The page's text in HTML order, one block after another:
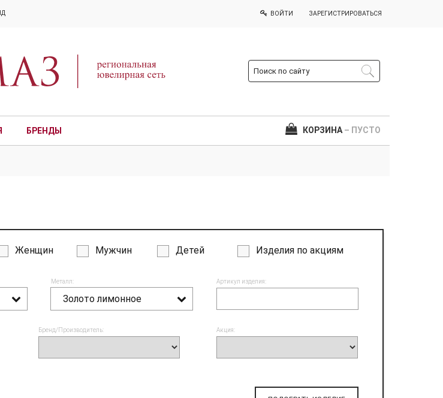
ВОЙТИ ЗАРЕГИСТРИРОВАТЬСЯ
БРЕНДЫ КОРЗИНА – ПУСТО
Женщин Мужчин Детей Изделия по акциям
Металл:
Золото лимонное
Артикул изделия:
Бренд/Производитель: Акция: